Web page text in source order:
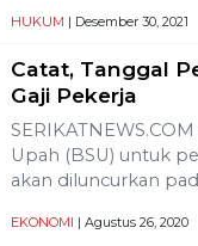
HUKUM | Desember 30, 2021
Catat, Tanggal
Gaji Pekerja
Upah (BSU) untuk
akan diluncurkan
EKONOMI | Agustus 26, 2020